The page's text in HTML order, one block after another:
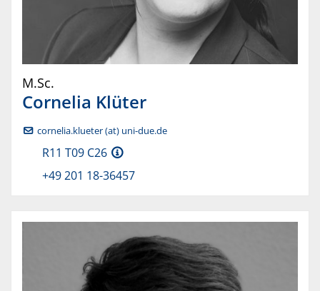
M.Sc.
Cornelia Klüter
cornelia.klueter (at) uni-due.de
R11 T09 C26
+49 201 18-36457